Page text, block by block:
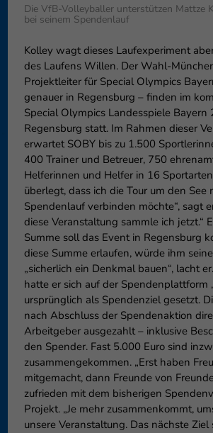
Die VfB-Volleyballer unterstützen Mattze
bei seinem Spendenlauf
Kolley wagt dieses Laufexperiment
des Laufens Willen. Der Wahl-
Projektleiter für Special Olympics
genauer in Regensburg – finden im
Special Olympics Landesspiele Bayern
Regensburg statt. Im Rahmen dieser
erwartet SOBY bis zu 1.500
400 Trainer und Betreuer, 750
Helferinnen und Helfer in 16
überlegt, dass ich die Tour um den See
Spendenlauf verbinden möchte“, sagt
diese Veranstaltung sammle ich jetzt.“
Summe soll das Event in Regensburg
diese Summe erlaufen, würde ihm
„sicherlich ein Denkmal bauen“, lacht
hatte er sich auf der Spendenplattform
ursprünglich als Spendenziel gesetzt.
nach Abschluss der Spendenaktion
Arbeitgeber ausgezahlt – inklusive
den Spender. Fast 5.000 Euro sind
zusammengekommen. „Erst haben
mitgemacht, dann Freunde von
zufrieden mit dem bisherigen
Projekt. „Je mehr zusammenkommt,
unsere Veranstaltung. Das nächste Ziel